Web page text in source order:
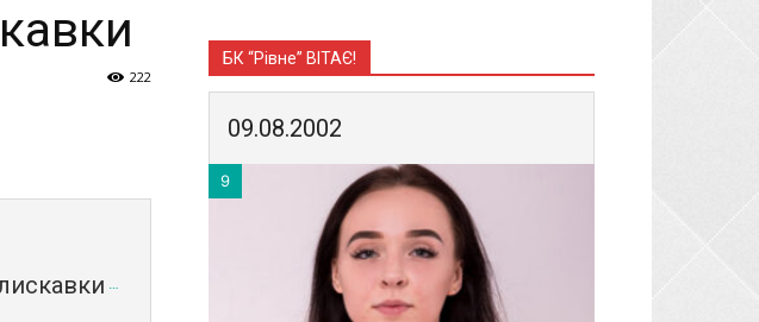
222
БК “Рівне” ВІТАЄ!
09.08.2002
9